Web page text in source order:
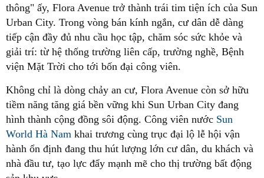
thông" ấy, Flora Avenue trở thành trái tim tiện ích của Sun
Urban City. Trong vòng bán kính ngắn, cư dân dễ dàng
tiếp cận đầy đủ nhu cầu học tập, chăm sóc sức khỏe và
giải trí: từ hệ thống trường liên cấp, trường nghề, Bệnh
viện Mặt Trời cho tới bốn đại công viên.
Không chỉ là dòng chảy an cư, Flora Avenue còn sở hữu
tiềm năng tăng giá bền vững khi Sun Urban City đang
hình thành cộng đồng sôi động. Công viên nước Sun
World Hà Nam khai trương cùng trục đại lộ lễ hội vận
hành ổn định đang thu hút lượng lớn cư dân, du khách và
nhà đầu tư, tạo lực đẩy mạnh mẽ cho thị trường bất động